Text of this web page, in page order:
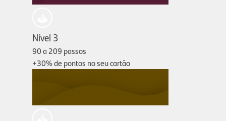
Nível 3
90 a 209 passos
+30%de pontos no seu cartão